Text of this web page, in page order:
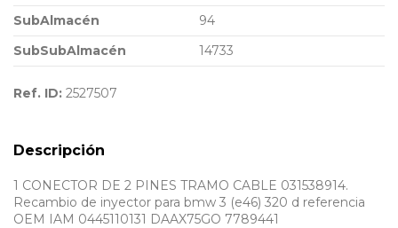
SubAlmacén
94
SubSubAlmacén
14733
Ref. ID: 2527507
Descripción
1 CONECTOR DE 2 PINES TRAMO CABLE 031538914.
Recambio de inyector para bmw 3 (e46) 320 d referencia
OEM IAM 0445110131 DAAX75GO 7789441